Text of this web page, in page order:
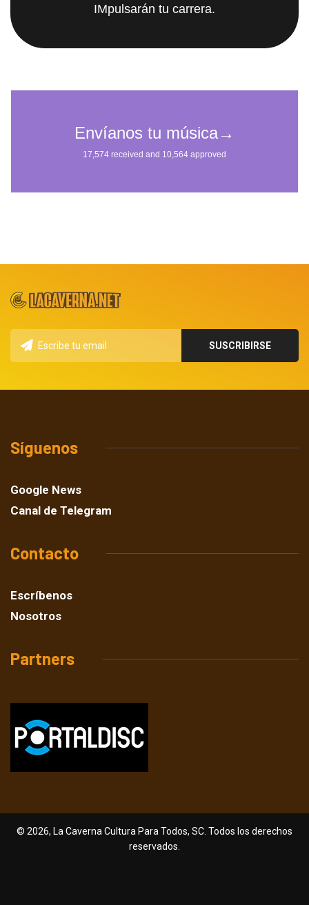
IMpulsarán tu carrera.
Síguenos
Google News
Canal de Telegram
Contacto
Escríbenos
Nosotros
Partners
© 2026, La Caverna Cultura Para Todos, SC. Todos los derechos
reservados.